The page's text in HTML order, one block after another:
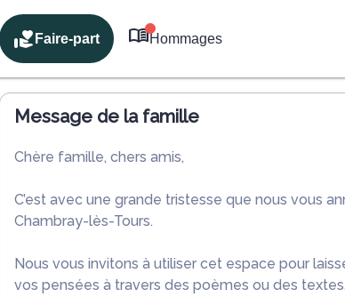
Faire-part Hommages
Message de la famille
Chère famille, chers amis,
C’est avec une grande tristesse que nous vous
Chambray-lès-Tours.
Nous vous invitons à utiliser cet espace pour
vos pensées à travers des poèmes ou des